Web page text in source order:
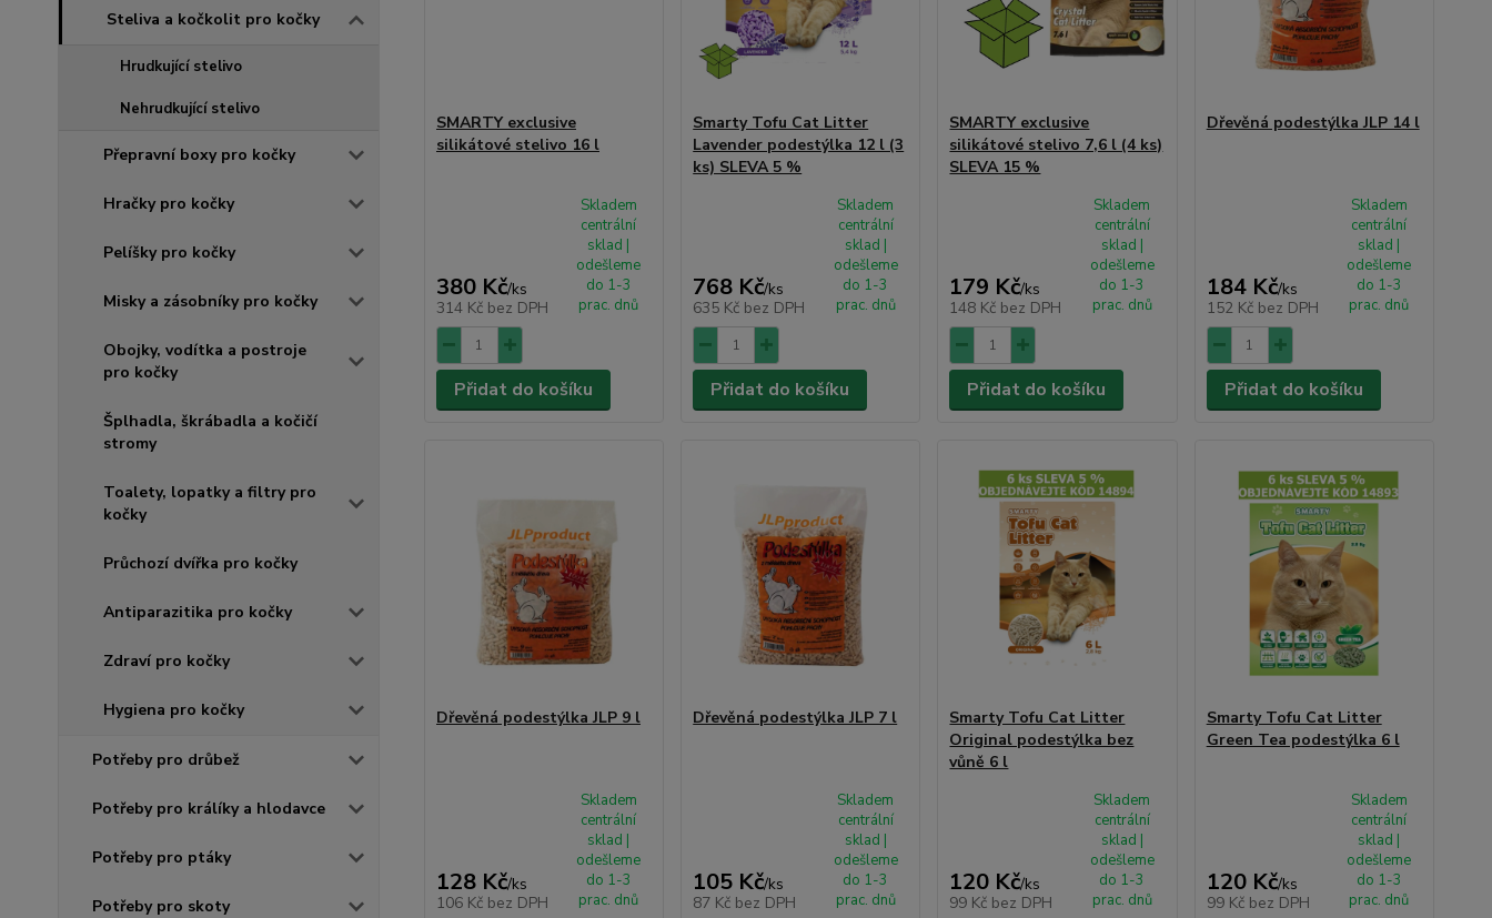
Steliva a kočkolit pro kočky
Hrudkující stelivo
Nehrudkující stelivo
Přepravní boxy pro kočky
Hračky pro kočky
Pelíšky pro kočky
Misky a zásobníky pro kočky
Obojky, vodítka a postroje
pro kočky
Šplhadla, škrábadla a kočičí
stromy
Toalety, lopatky a filtry pro
kočky
Průchozí dvířka pro kočky
Antiparazitika pro kočky
Zdraví pro kočky
Hygiena pro kočky
Potřeby pro drůbež
Potřeby pro králíky a hlodavce
Potřeby pro ptáky
Potřeby pro skoty
SMARTY exclusive
silikátové stelivo 16 l
380 Kč/ks
314 Kč bez DPH
Skladem
centrální
sklad |
odešleme
do 1-3
prac. dnů
Přidat do košíku
Smarty Tofu Cat Litter
Lavender podestýlka 12 l (3
ks) SLEVA 5 %
768 Kč/ks
635 Kč bez DPH
Skladem
centrální
sklad |
odešleme
do 1-3
prac. dnů
Přidat do košíku
SMARTY exclusive
silikátové stelivo 7,6 l (4 ks)
SLEVA 15 %
179 Kč/ks
148 Kč bez DPH
Skladem
centrální
sklad |
odešleme
do 1-3
prac. dnů
Přidat do košíku
Dřevěná podestýlka JLP 14 l
184 Kč/ks
152 Kč bez DPH
Skladem
centrální
sklad |
odešleme
do 1-3
prac. dnů
Přidat do košíku
Dřevěná podestýlka JLP 9 l
128 Kč/ks
106 Kč bez DPH
Skladem
centrální
sklad |
odešleme
do 1-3
prac. dnů
Dřevěná podestýlka JLP 7 l
105 Kč/ks
87 Kč bez DPH
Skladem
centrální
sklad |
odešleme
do 1-3
prac. dnů
Smarty Tofu Cat Litter
Original podestýlka bez
vůně 6 l
120 Kč/ks
99 Kč bez DPH
Skladem
centrální
sklad |
odešleme
do 1-3
prac. dnů
Smarty Tofu Cat Litter
Green Tea podestýlka 6 l
120 Kč/ks
99 Kč bez DPH
Skladem
centrální
sklad |
odešleme
do 1-3
prac. dnů